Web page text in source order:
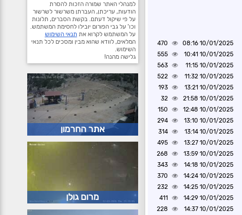
10/01/2025 08:16
470
10/01/2025 10:41
555
10/01/2025 11:15
563
10/01/2025 11:32
522
10/01/2025 13:21
193
10/01/2025 21:58
32
10/01/2025 12:48
150
10/01/2025 13:10
294
10/01/2025 13:14
314
10/01/2025 13:27
495
10/01/2025 13:59
268
10/01/2025 14:18
343
10/01/2025 14:24
370
10/01/2025 14:25
232
10/01/2025 14:29
411
10/01/2025 14:37
228
למנהלי האתר שמורה הזכות להסרת
הודעות, עריכתן, העברתן משרשור לשרשור
על פי שיקול דעתם. בקשת הסברים, תלונות
וכו' על גבי הפורום יובילו לחסימת המשתמש.
על המשתמש לקרוא את תנאי השימוש
המלאים, לוודא שהוא מבין ומסכים לכל תנאי
השימוש.
גלישה מהנה!
אתר החרמון
מרום גולן